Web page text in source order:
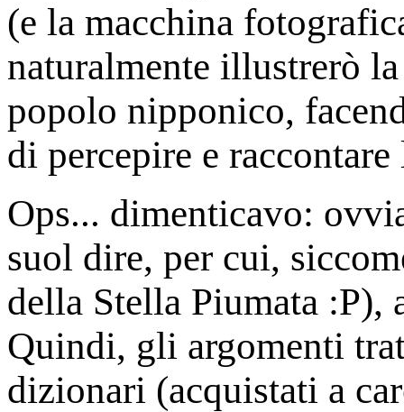
(e la macchina
naturalmente illustrerò
popolo nipponico,
di percepire e raccontare
Ops... dimenticavo:
suol dire, per cui,
della Stella Piumata
Quindi, gli argomenti
dizionari (acquistati a